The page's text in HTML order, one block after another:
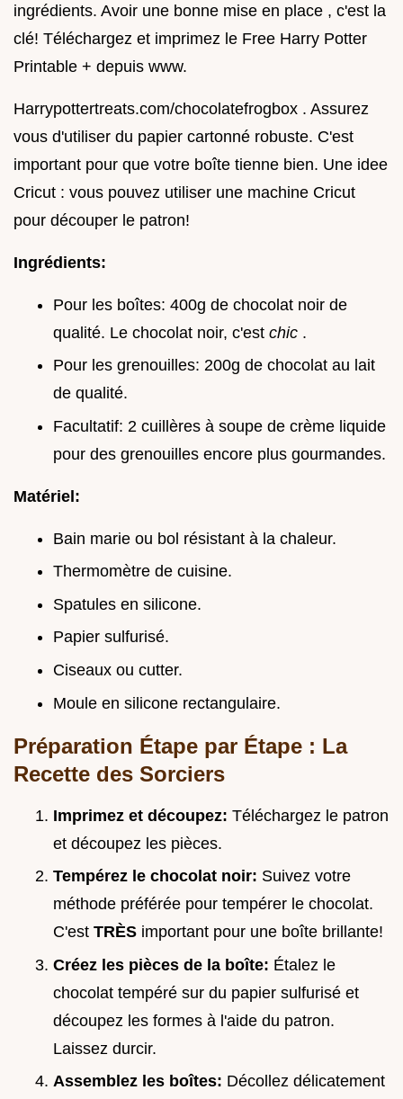
ingrédients. Avoir une bonne mise en place , c'est la
clé! Téléchargez et imprimez le Free Harry Potter
Printable + depuis www.
Harrypottertreats.com/chocolatefrogbox . Assurez
vous d'utiliser du papier cartonné robuste. C'est
important pour que votre boîte tienne bien. Une idee
Cricut : vous pouvez utiliser une machine Cricut
pour découper le patron!
Ingrédients:
Pour les boîtes: 400g de chocolat noir de
qualité. Le chocolat noir, c'est chic .
Pour les grenouilles: 200g de chocolat au lait
de qualité.
Facultatif: 2 cuillères à soupe de crème liquide
pour des grenouilles encore plus gourmandes.
Matériel:
Bain marie ou bol résistant à la chaleur.
Thermomètre de cuisine.
Spatules en silicone.
Papier sulfurisé.
Ciseaux ou cutter.
Moule en silicone rectangulaire.
Préparation Étape par Étape : La
Recette des Sorciers
Imprimez et découpez: Téléchargez le patron
et découpez les pièces.
Tempérez le chocolat noir: Suivez votre
méthode préférée pour tempérer le chocolat.
C'est TRÈS important pour une boîte brillante!
Créez les pièces de la boîte: Étalez le
chocolat tempéré sur du papier sulfurisé et
découpez les formes à l'aide du patron.
Laissez durcir.
Assemblez les boîtes: Décollez délicatement